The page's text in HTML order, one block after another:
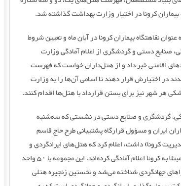
کرونا در اختیار وزارت بهداشت گذاشته شد.
نقاهتگاه بیماران کرونا در آبان ماه و تعیین شروط
صنایع دستی و گردشگری از اعلام آمادگی وزارت
اقامتی خبر داد و از هتل‌داران خواست که فهرست
در اختیارش قرار دهند تا اسامی آن‌ها را به وزارت
هر شهر نیز برای بستن قرارداد با هتل‌ها اقدام کنند.
گردشگری و صنایع دستی در نشستی که سه‌شنبه
ایران و مسؤول قرارگاه پشتیبانی طرح حاج قاسم
کرونا) داشت، اعلام کرد که هتل‌های ایرانگردی و
جهانگردی برای تبدیل به قرنطینه بیماران مبتلا به کرونا اعلام آمادگی کرده‌اند. این مجموعه با ۵۰ واحد
جهانگردی شناخته می‌شد و نخستین زنجیره هتلی